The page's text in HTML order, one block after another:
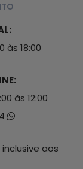
às 18:00
às 12:00
aos